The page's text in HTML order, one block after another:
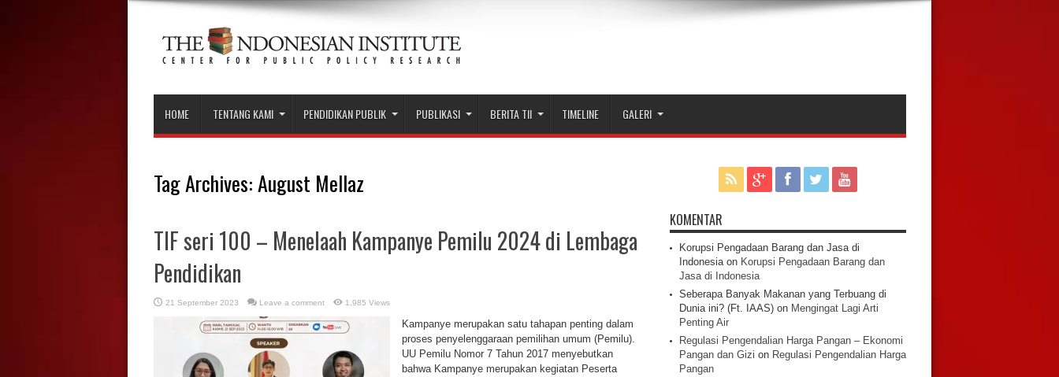
HOME TENTANG KAMI PENDIDIKAN PUBLIK PUBLIKASI BERITA TII TIMELINE GALERI
Tag Archives:August Mellaz
TIF seri 100 – Menelaah Kampanye Pemilu 2024 di Lembaga
Pendidikan
21 September 2023 Leave a comment 1,985 Views
Kampanye merupakan satu tahapan penting dalam
proses penyelenggaraan pemilihan umum (Pemilu).
UU Pemilu Nomor 7 Tahun 2017 menyebutkan
bahwa Kampanye merupakan kegiatan Peserta
KOMENTAR
Korupsi Pengadaan Barang dan Jasa di
Indonesiaon Korupsi Pengadaan Barang dan
Jasa di Indonesia
Seberapa Banyak Makanan yang Terbuang di
Dunia ini? (Ft. IAAS)on Mengingat Lagi Arti
Penting Air
Regulasi Pengendalian Harga Pangan – Ekonomi
Pangan dan Gizi on Regulasi Pengendalian Harga
Pangan